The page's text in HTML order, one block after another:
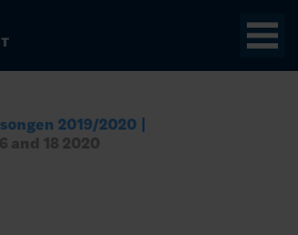
2019/2020
and 18 2020